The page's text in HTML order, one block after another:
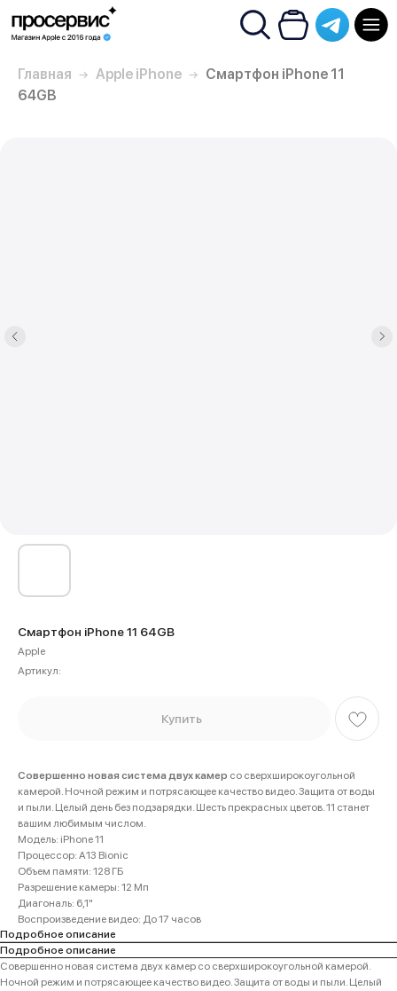
Главная Apple iPhone
Смартфон iPhone 11
64GB
Смартфон iPhone 11 64GB
Apple
Артикул:
Купить
Совершенно новая система двух камер со сверхширокоугольной
камерой. Ночной режим и потрясающее качество видео. Защита от воды
и пыли. Целый день без подзарядки. Шесть прекрасных цветов. 11 станет
вашим любимым числом.
Модель: iPhone 11
Процессор: A13 Bionic
Объем памяти: 128 ГБ
Разрешение камеры: 12 Мп
Диагональ: 6,1"
Воспроизведение видео: До 17 часов
Подробное описание
Подробное описание
Совершенно новая система двух камер со сверхширокоугольной камерой.
Ночной режим и потрясающее качество видео. Защита от воды и пыли. Целый